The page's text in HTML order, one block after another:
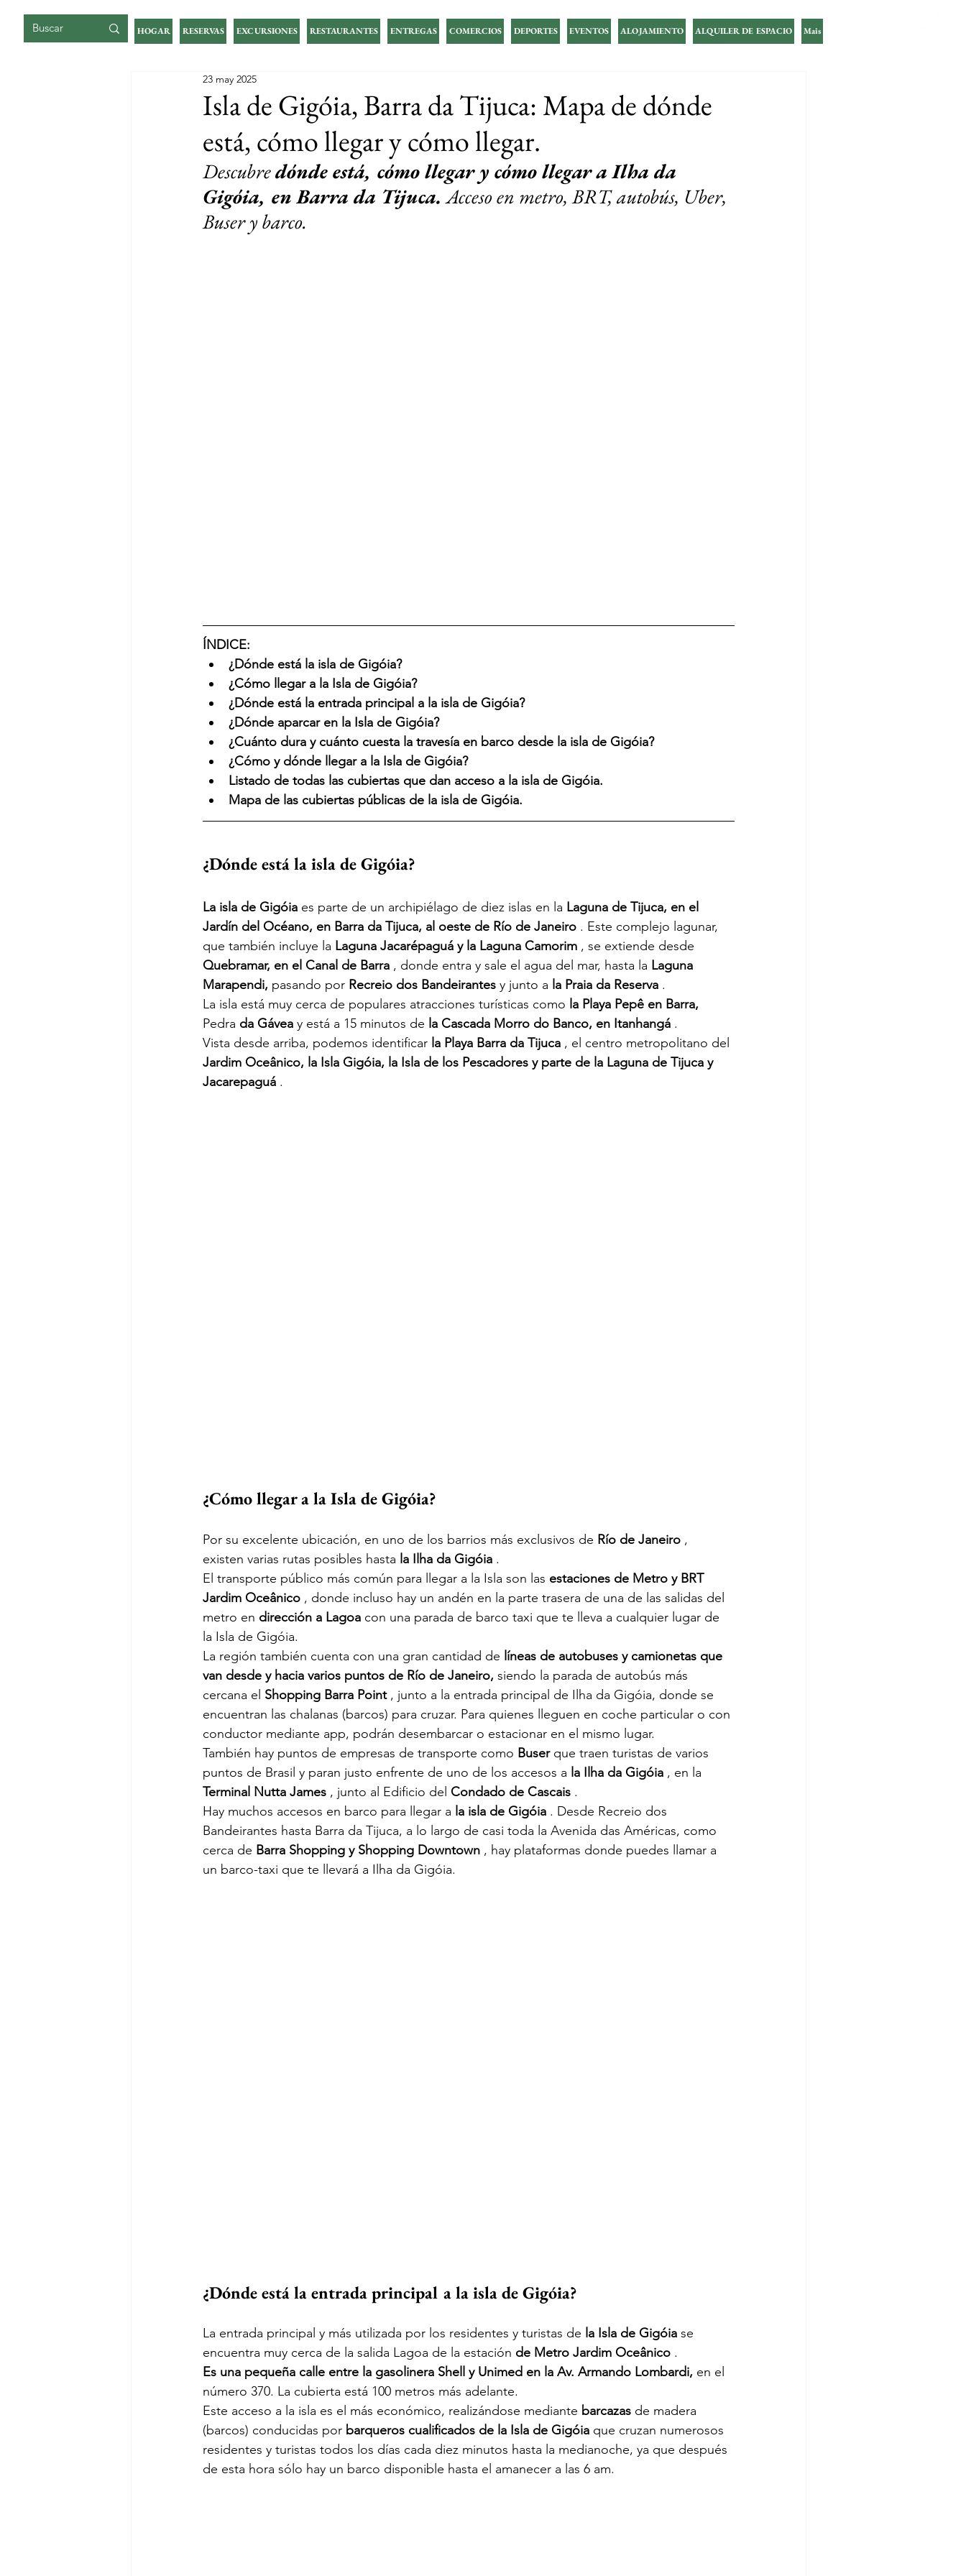
HOGAR RESERVAS EXCURSIONES RESTAURANTES ENTREGAS COMERCIOS DEPORTES EVENTOS ALOJAMIENTO ALQUILER DE ESPACIO Mais
Isla de Gigóia, Barra da Tijuca: Mapa de dónde
está, cómo llegar y cómo llegar.
23 may 2025
Descubredónde está, cómo llegar y cómo llegar a Ilha da
Gigóia, en Barra da Tijuca. Acceso en metro, BRT, autobús, Uber,
Buser y barco.
ÍNDICE:
¿Dónde está la isla de Gigóia?
¿Cómo llegar a la Isla de Gigóia?
¿Dónde está la entrada principal a la isla de Gigóia?
¿Dónde aparcar en la Isla de Gigóia?
¿Cuánto dura y cuánto cuesta la travesía en barco desde la isla de Gigóia?
¿Cómo y dónde llegar a la Isla de Gigóia?
Listado de todas las cubiertas que dan acceso a la isla de Gigóia.
Mapa de las cubiertas públicas de la isla de Gigóia.
¿Dónde está la isla de Gigóia?
La isla de Gigóia es parte de un archipiélago de diez islas en la Laguna de Tijuca, en el
Jardín del Océano, en Barra da Tijuca, al oeste de Río de Janeiro . Este complejo lagunar,
que también incluye la Laguna Jacarépaguá y la Laguna Camorim , se extiende desde
Quebramar, en el Canal de Barra , donde entra y sale el agua del mar, hasta la Laguna
Marapendi, pasando por Recreio dos Bandeirantes y junto a la Praia da Reserva .
La isla está muy cerca de populares atracciones turísticas como la Playa Pepê en Barra,
Pedra da Gávea y está a 15 minutos de la Cascada Morro do Banco, en Itanhangá .
Vista desde arriba, podemos identificar la Playa Barra da Tijuca , el centro metropolitano del
Jardim Oceânico, la Isla Gigóia, la Isla de los Pescadores y parte de la Laguna de Tijuca y
Jacarepaguá .
¿Cómo llegar a la Isla de Gigóia?
Por su excelente ubicación, en uno de los barrios más exclusivos de Río de Janeiro ,
existen varias rutas posibles hasta la Ilha da Gigóia .
El transporte público más común para llegar a la Isla son las estaciones de Metro y BRT
Jardim Oceânico , donde incluso hay un andén en la parte trasera de una de las salidas del
metro en dirección a Lagoa con una parada de barco taxi que te lleva a cualquier lugar de
la Isla de Gigóia.
La región también cuenta con una gran cantidad de líneas de autobuses y camionetas que
van desde y hacia varios puntos de Río de Janeiro, siendo la parada de autobús más
cercana el Shopping Barra Point , junto a la entrada principal de Ilha da Gigóia, donde se
encuentran las chalanas (barcos) para cruzar. Para quienes lleguen en coche particular o con
conductor mediante app, podrán desembarcar o estacionar en el mismo lugar.
También hay puntos de empresas de transporte como Buser que traen turistas de varios
puntos de Brasil y paran justo enfrente de uno de los accesos a la Ilha da Gigóia , en la
Terminal Nutta James , junto al Edificio del Condado de Cascais .
Hay muchos accesos en barco para llegar a la isla de Gigóia . Desde Recreio dos
Bandeirantes hasta Barra da Tijuca, a lo largo de casi toda la Avenida das Américas, como
cerca de Barra Shopping y Shopping Downtown , hay plataformas donde puedes llamar a
un barco-taxi que te llevará a Ilha da Gigóia.
¿Dónde está la entrada principal a la isla de Gigóia?
La entrada principal y más utilizada por los residentes y turistas de la Isla de Gigóia se
encuentra muy cerca de la salida Lagoa de la estación de Metro Jardim Oceânico .
Es una pequeña calle entre la gasolinera Shell y Unimed en la Av. Armando Lombardi, en el
número 370. La cubierta está 100 metros más adelante.
Este acceso a la isla es el más económico, realizándose mediante barcazas de madera
(barcos) conducidas por barqueros cualificados de la Isla de Gigóia que cruzan numerosos
residentes y turistas todos los días cada diez minutos hasta la medianoche, ya que después
de esta hora sólo hay un barco disponible hasta el amanecer a las 6 am.